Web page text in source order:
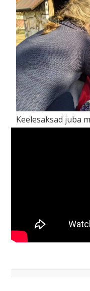
Keelesaksad juba